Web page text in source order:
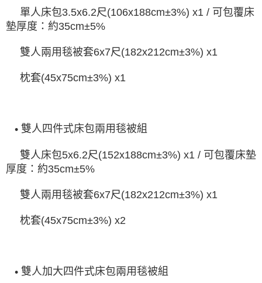
單人床包3.5x6.2尺(106x188cm±3%) x1 / 可包覆床
墊厚度：約35cm±5%
雙人兩用毯被套6x7尺(182x212cm±3%) x1
枕套(45x75cm±3%) x1
• 雙人四件式床包兩用毯被組
雙人床包5x6.2尺(152x188cm±3%) x1 / 可包覆床墊
厚度：約35cm±5%
雙人兩用毯被套6x7尺(182x212cm±3%) x1
枕套(45x75cm±3%) x2
• 雙人加大四件式床包兩用毯被組